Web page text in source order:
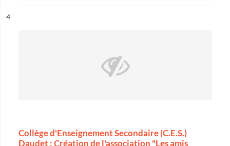
n°
4
Collège d'Enseignement Secondaire (C.E.S.)
Daudet : Création de l'association "Les amis